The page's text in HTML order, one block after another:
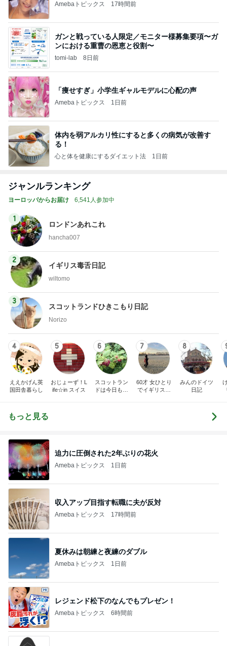
Amebaトピックス 17時間前
ガンと戦っている人限定／モニター様募集要項〜ガ
ンにおける重曹の恩恵と役割〜
tomi-lab 8日前
「痩せすぎ」小学生ギャルモデルに心配の声
Amebaトピックス 1日前
体内を弱アルカリ性にすると多くの病気が改善す
る！
心と体を健康にするダイエット法 1日前
ジャンルランキング
ヨーロッパからお届け 6,541人参加中
1
ロンドンあれこれ
hancha007
2
イギリス毒舌日記
wiltomo
3
スコットランドひきこもり日記
Norizo
4
ええかげん英
国田舎暮らし
5
おじょーず！L
ife☆in スイス
6
スコットラン
ドは今日も曇
7
60才 女ひとり
でイギリスに
8
みんのドイツ
日記
もっと見る
迫力に圧倒された2年ぶりの花火
Amebaトピックス 1日前
収入アップ目指す転職に夫が反対
Amebaトピックス 17時間前
夏休みは朝練と夜練のダブル
Amebaトピックス 1日前
レジェンド松下のなんでもプレゼン！
Amebaトピックス 6時間前